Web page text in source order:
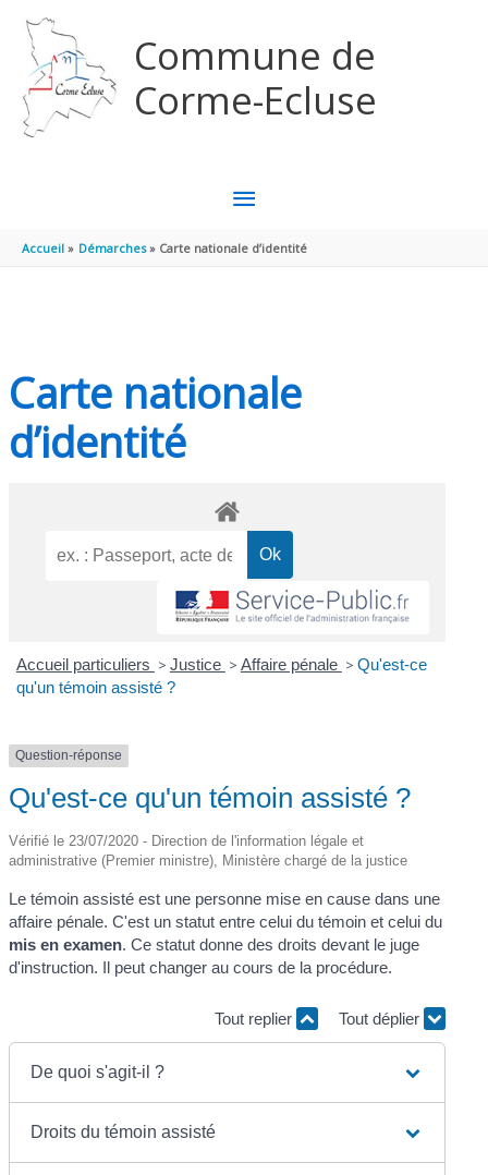
Commune de
Corme-Ecluse
MENU
PRINCIPAL
Accueil Démarches Carte nationale d’identité
Carte nationale
d’identité
Accueil particuliers > Justice > Affaire pénale > Qu'est-ce
qu'un témoin assisté ?
Question-réponse
Qu'est-ce qu'un témoin assisté ?
Vérifié le 23/07/2020 - Direction de l'information légale et
administrative (Premier ministre), Ministère chargé de la justice
Le témoin assisté est une personne mise en cause dans une
affaire pénale. C'est un statut entre celui du témoin et celui du
mis en examen. Ce statut donne des droits devant le juge
d'instruction. Il peut changer au cours de la procédure.
Tout replier Tout déplier
De quoi s'agit-il ?
Droits du témoin assisté